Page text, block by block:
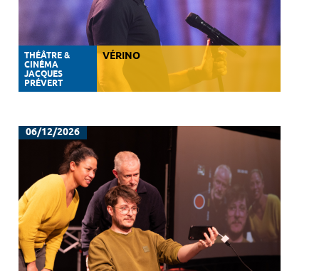
THÉÂTRE &
CINÉMA
JACQUES
PRÉVERT
VÉRINO
06/12/2026